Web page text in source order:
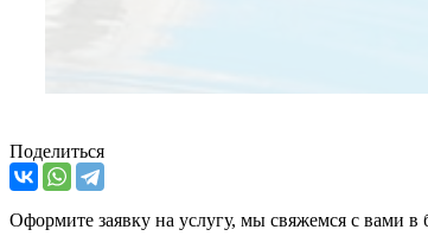
Поделиться
Оформите заявку на услугу, мы свяжемся с вами